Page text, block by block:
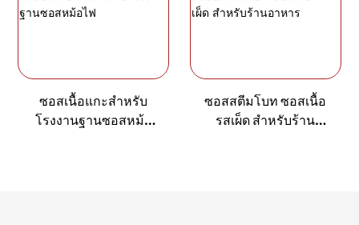
ซอสเนื้อแกะสำหรับ
โรงงานฐานซอสหม้อ
ซอสสตีมโบท ซอสเนื้อ
รสเผ็ด สำหรับร้าน